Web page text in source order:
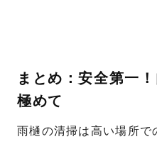
まとめ：安全第一
極めて
雨樋の清掃は高い場所で